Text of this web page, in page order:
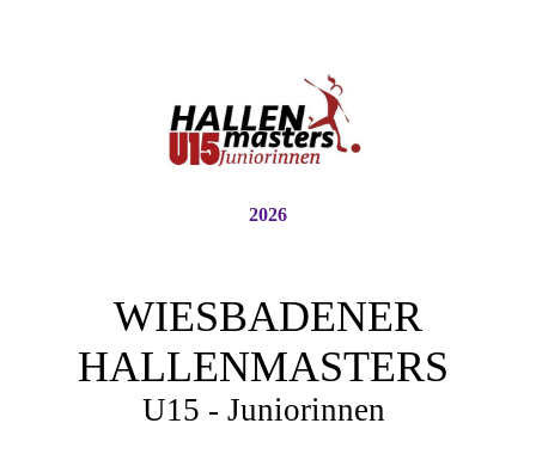
2026
WIESBADENER
HALLENMASTERS
U15 - Juniorinnen